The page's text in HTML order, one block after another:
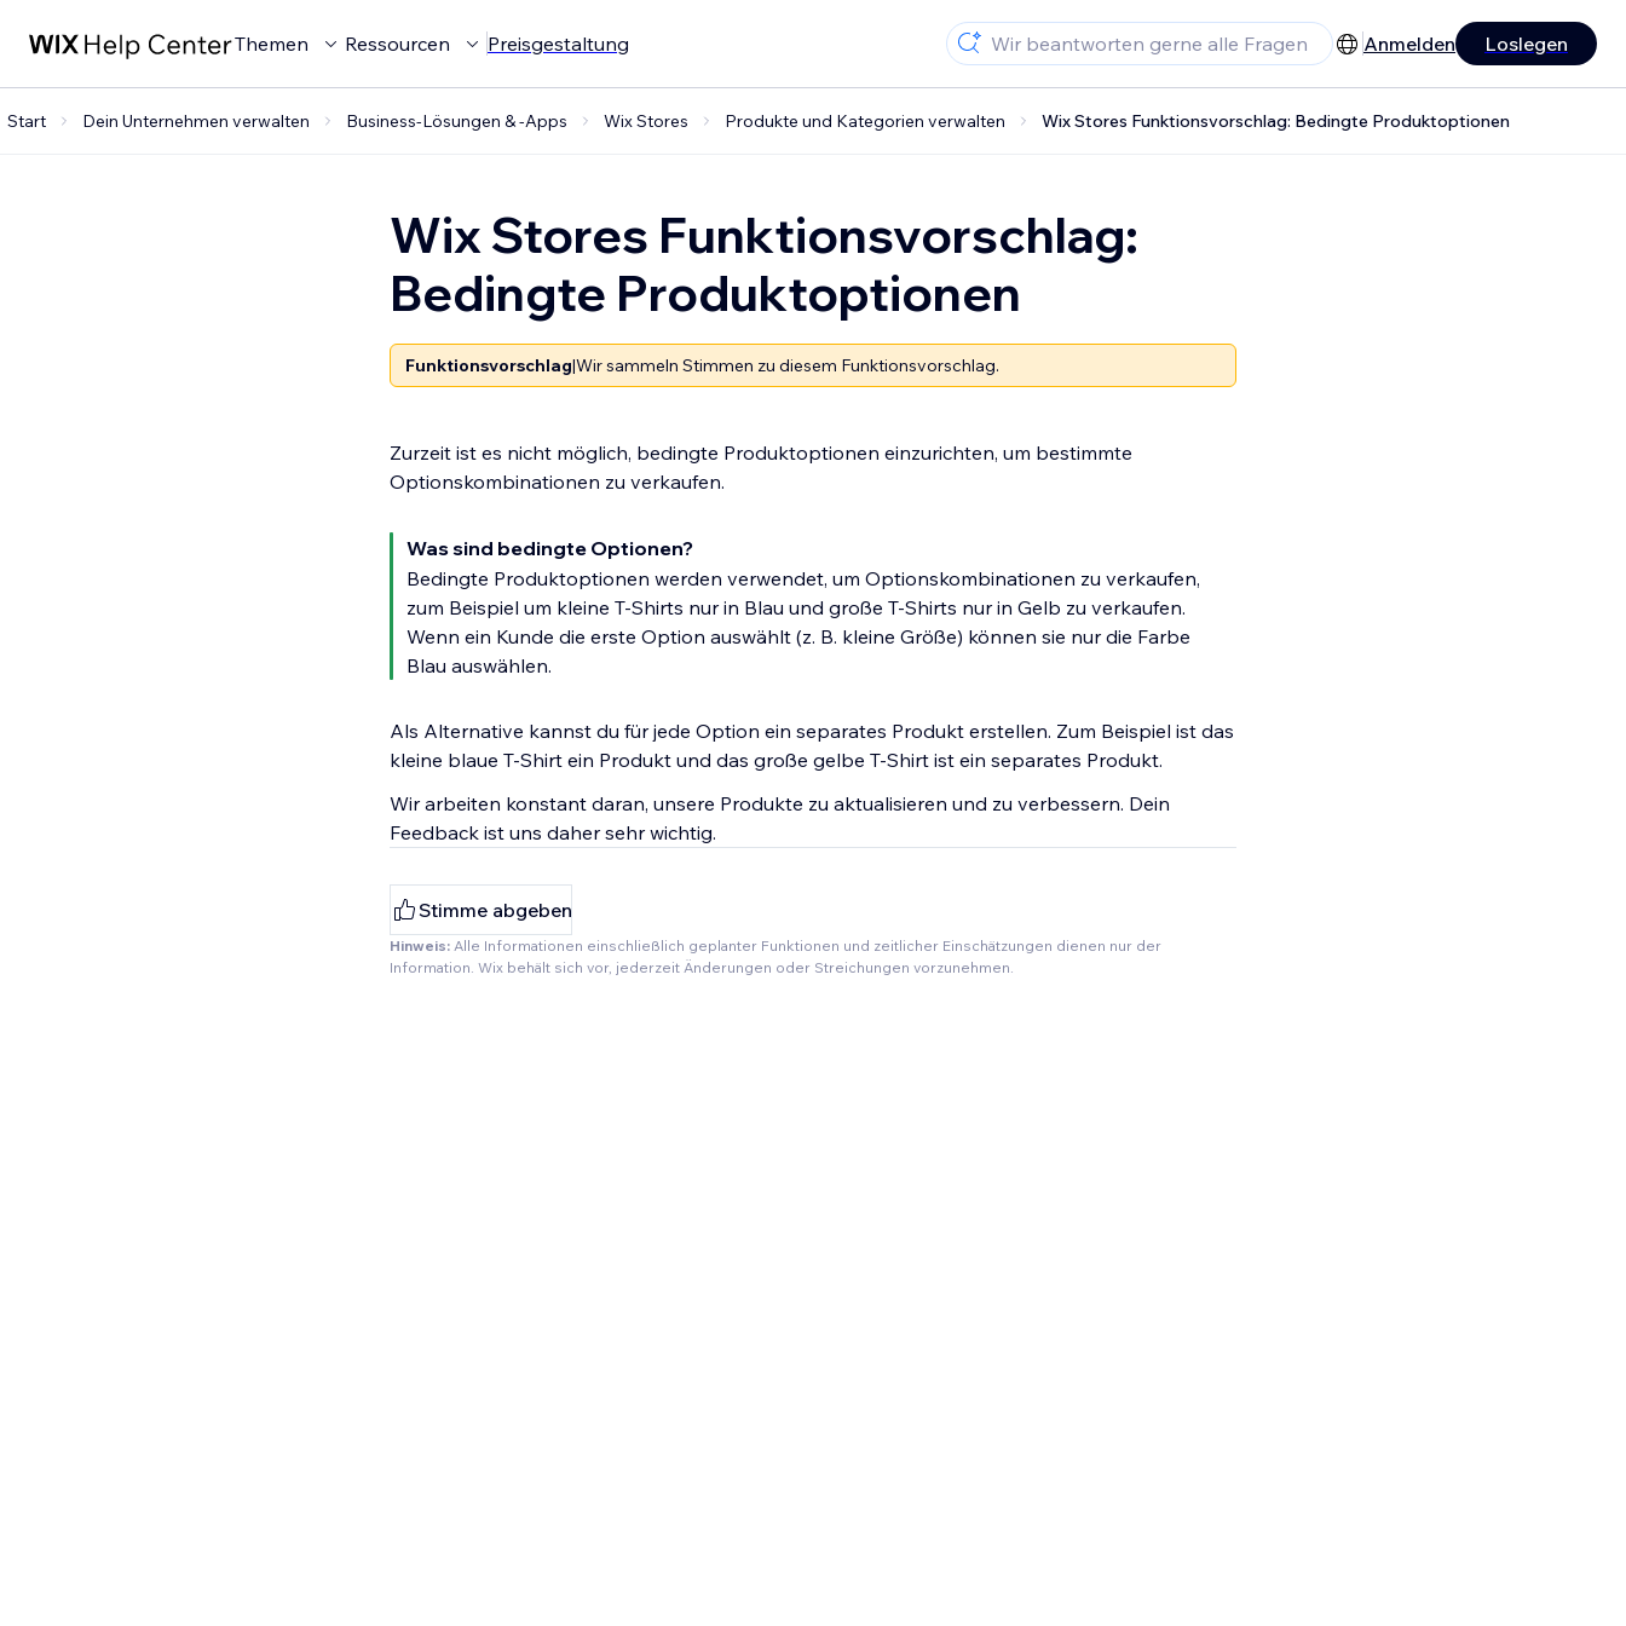
Themen Ressourcen Preisgestaltung Anmelden Loslegen
Start Dein Unternehmen verwalten Business-Lösungen & -Apps Wix Stores Produkte und Kategorien verwalten Wix Stores Funktionsvorschlag: Bedingte Produktoptionen
Wix Stores Funktionsvorschlag:
Bedingte Produktoptionen
Funktionsvorschlag|Wir sammeln Stimmen zu diesem Funktionsvorschlag.
Zurzeit ist es nicht möglich, bedingte Produktoptionen einzurichten, um bestimmte
Optionskombinationen zu verkaufen.
Was sind bedingte Optionen?
Bedingte Produktoptionen werden verwendet, um Optionskombinationen zu verkaufen,
zum Beispiel um kleine T-Shirts nur in Blau und große T-Shirts nur in Gelb zu verkaufen.
Wenn ein Kunde die erste Option auswählt (z. B. kleine Größe) können sie nur die Farbe
Blau auswählen.
Als Alternative kannst du für jede Option ein separates Produkt erstellen. Zum Beispiel ist das
kleine blaue T-Shirt ein Produkt und das große gelbe T-Shirt ist ein separates Produkt.
Wir arbeiten konstant daran, unsere Produkte zu aktualisieren und zu verbessern. Dein
Feedback ist uns daher sehr wichtig.
Stimme abgeben
Hinweis: Alle Informationen einschließlich geplanter Funktionen und zeitlicher Einschätzungen dienen nur der
Information. Wix behält sich vor, jederzeit Änderungen oder Streichungen vorzunehmen.